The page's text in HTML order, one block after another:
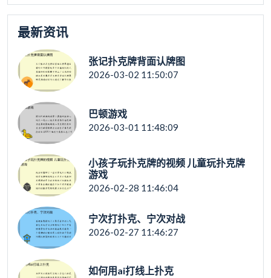
最新资讯
张记扑克牌背面认牌图
2026-03-02 11:50:07
巴顿游戏
2026-03-01 11:48:09
小孩子玩扑克牌的视频 儿童玩扑克牌
游戏
2026-02-28 11:46:04
宁次打扑克、宁次对战
2026-02-27 11:46:27
如何用ai打线上扑克